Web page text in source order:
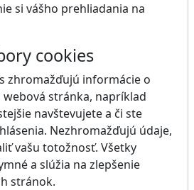
si vášho prehliadania na
cookies
zhromažďujú informácie o
stránka, napríklad
navštevujete a či ste
Nezhromažďujú údaje,
vašu totožnosť. Všetky
a slúžia na zlepšenie
stránok.